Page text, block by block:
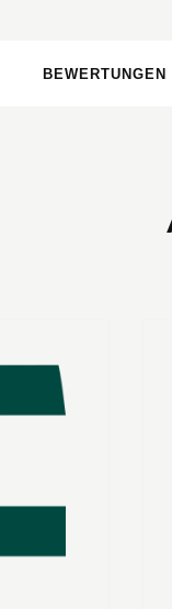
BEWERTUNGEN